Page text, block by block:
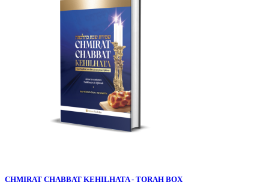
CHMIRAT CHABBAT KEHILHATA - TORAH BOX